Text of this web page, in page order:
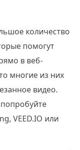
количество
помогут
в веб-
многие из них
видео.
VEED.IO или